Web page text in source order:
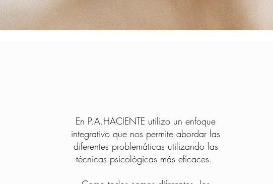
En P.A.HACIENTE utilizo un enfoque
integrativo que nos permite abordar las
diferentes problemáticas utilizando las
técnicas psicológicas más eficaces.